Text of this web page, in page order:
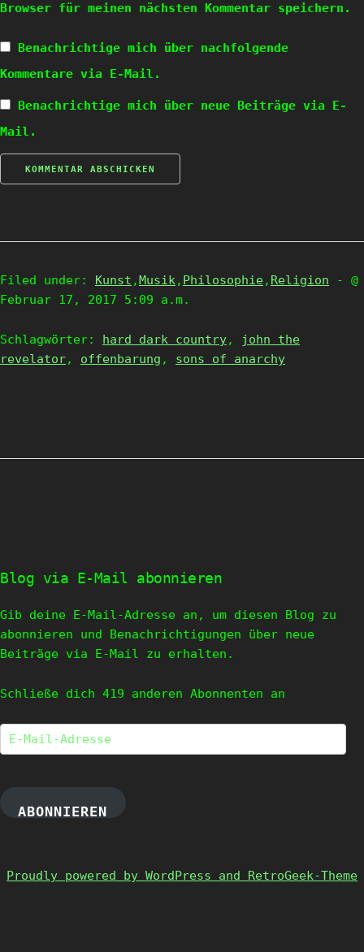
Browser für meinen nächsten Kommentar speichern.
Benachrichtige mich über nachfolgende
Kommentare via E-Mail.
Benachrichtige mich über neue Beiträge via E-
Mail.
Filed under: Kunst ,Musik, Philosophie, Religion
- @
Februar 17, 2017 5:09 a.m.
Schlagwörter: hard dark country,
john the
revelator, offenbarung , sons of anarchy
Blog via E-Mail abonnieren
Gib deine E-Mail-Adresse an, um diesen Blog zu
abonnieren und Benachrichtigungen über neue
Beiträge via E-Mail zu erhalten.
Schließe dich 419 anderen Abonnenten an
E-
Mail-
ABONNIEREN
Proudly powered by WordPress and RetroGeek-Theme